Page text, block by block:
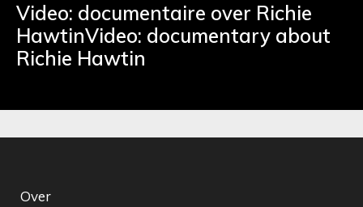
Video: documentaire over Richie
HawtinVideo: documentary about
Richie Hawtin
Over